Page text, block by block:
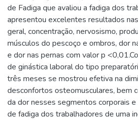
de Fadiga que avaliou a fadiga dos
apresentou excelentes resultados
geral, concentração, nervosismo,
músculos do pescoço e ombros, dor
e dor nas pernas com valor p
de ginástica laboral do tipo
três meses se mostrou efetiva na
desconfortos osteomusculares, bem
da dor nesses segmentos corporais e
de fadiga dos trabalhadores de uma